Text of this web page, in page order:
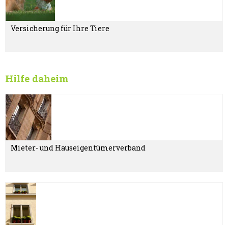
Versicherung für Ihre Tiere
Hilfe daheim
Mieter- und Hauseigentümerverband